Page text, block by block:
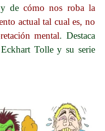
de cómo nos roba la
actual tal cual es, no
mental. Destaca
Eckhart Tolle y su serie